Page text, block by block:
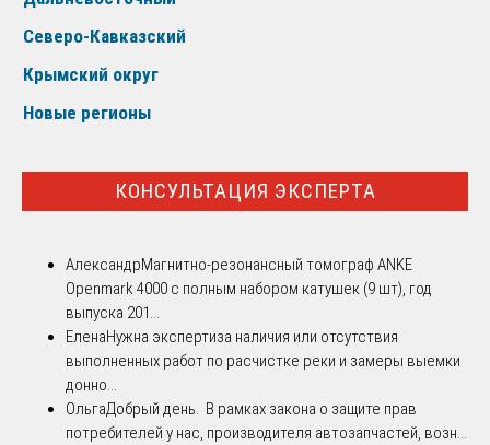
Северо-Кавказский
Крымский округ
Новые регионы
КОНСУЛЬТАЦИЯ ЭКСПЕРТА
АлександрМагнитно-резонансный томограф ANKE
Openmark 4000 с полным набором катушек (9 шт), год
выпуска 201...
ЕленаНужна экспертиза наличия или отсутствия
выполненных работ по расчистке реки и замеры выемки
донно...
ОльгаДобрый день. В рамках закона о защите прав
потребителей у нас, производителя автозапчастей, возн...